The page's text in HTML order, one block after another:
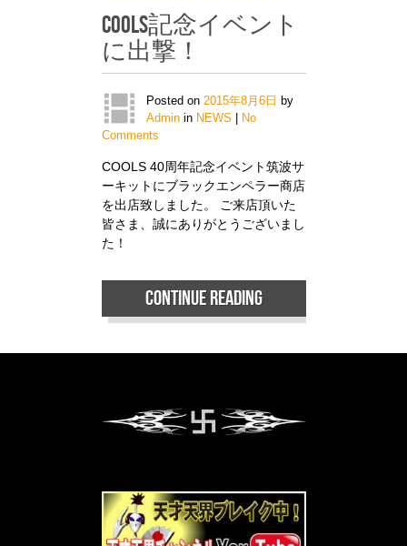
COOLS記念イベント
に出撃！
Posted on 2015年8月6日 by
Adminin NEWS
No
Comments
COOLS 40周年記念イベント筑波サ
ーキットにブラックエンペラー商店
を出店致しました。 ご来店頂いた
皆さま、誠にありがとうございまし
た！
Continue reading